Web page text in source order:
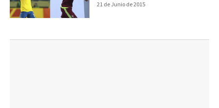
21 de Junio de 2015